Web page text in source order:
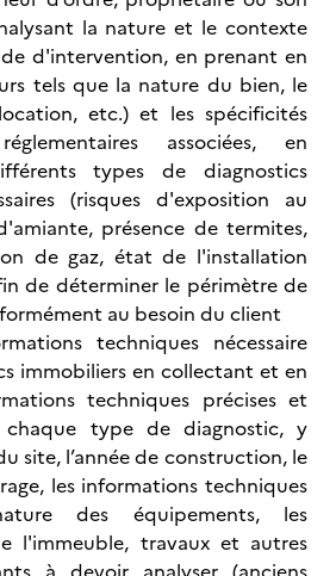
la nature et le contexte
d'intervention, en prenant en
tels que la nature du bien, le
etc.) et les spécificités
associées, en
types de diagnostics
(risques d'exposition au
présence de termites,
de gaz, état de l'installation
de déterminer le périmètre de
au besoin du client
techniques nécessaire
immobiliers en collectant et en
techniques précises et
type de diagnostic, y
site, l’année de construction, le
les informations techniques
des équipements, les
l'immeuble, travaux et autres